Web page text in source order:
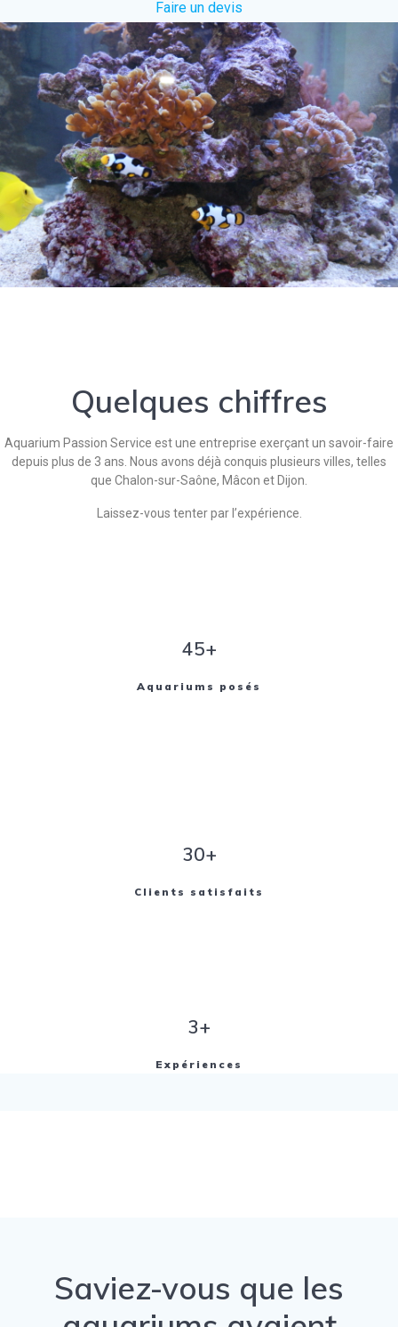
Faire un devis
Quelques chiffres
Aquarium Passion Service est une entreprise exerçant un savoir-faire
depuis plus de 3 ans. Nous avons déjà conquis plusieurs villes, telles
que Chalon-sur-Saône, Mâcon et Dijon.
Laissez-vous tenter par l’expérience.
45+
Aquariums posés
30+
Clients satisfaits
3+
Expériences
Saviez-vous que les